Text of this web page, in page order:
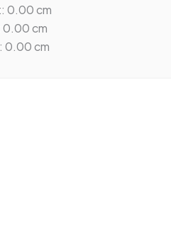
0.00 cm
0.00 cm
0.00 cm